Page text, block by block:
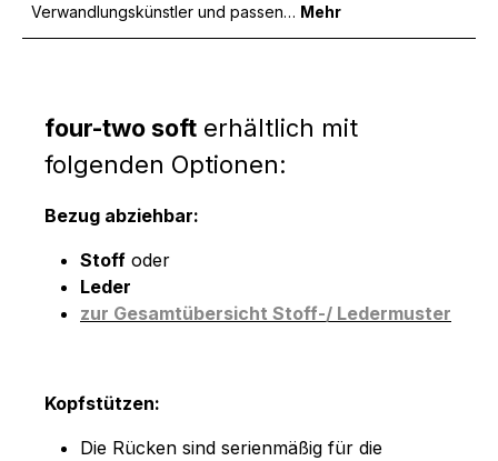
Verwandlungskünstler und passen… Mehr
four-two soft erhältlich mit
folgenden Optionen:
Bezug abziehbar:
Stoff oder
Leder
zur Gesamtübersicht Stoff-/ Ledermuster
Kopfstützen:
Die Rücken sind serienmäßig für die